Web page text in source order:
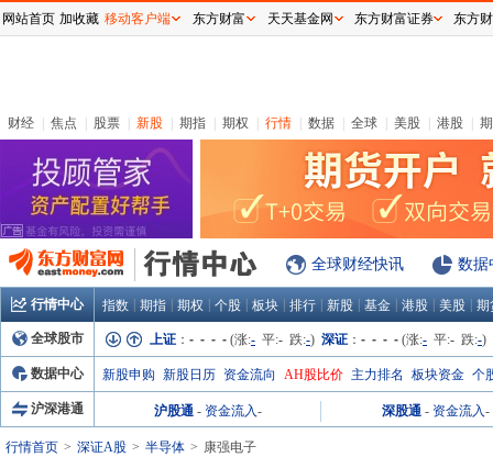
财经 焦点 股票 新股 期指 期权 行情 数据 全球 美股 港股
全球财经快讯 数据
行情中心 指数 期指 期权 个股 板块 排行 新股 基金 港股 美股 期
全球股市 上证 ： - - - - (涨:- 平:- 跌:-) 深证 ： - - - - (涨:- 平:- 跌:-)
数据中心 新股申购 新股日历 资金流向 AH股比价 主力排名 板块资金 个
沪深港通 沪股通 - 资金流入- 深股通 - 资金流入-
行情首页 深证A股 半导体 康强电子
网站首页 加收藏 移动客户端 东方财富 天天基金网 东方财富证券 东方